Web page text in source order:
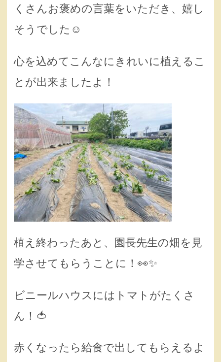
くさんお褒めの言葉をいただき、嬉し
そうでした☺️
心を込めてこんなにきれいに植えるこ
とが出来ましたよ！
植え終わったあと、園長先生の畑を見
学させてもらうことに！👀✨
ビニールハウスにはトマトがたくさ
ん！🍅
赤くなったら給食で出してもらえるよ